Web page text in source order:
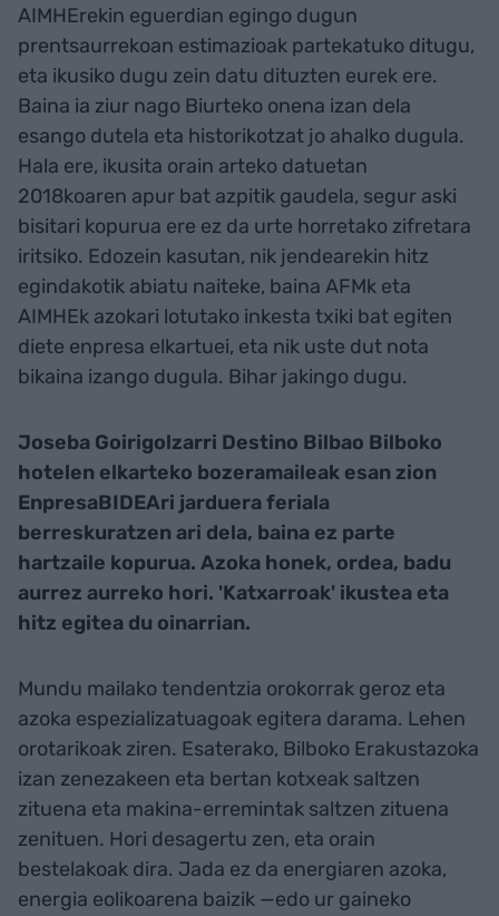
AIMHErekin eguerdian egingo dugun
prentsaurrekoan estimazioak partekatuko ditugu,
eta ikusiko dugu zein datu dituzten eurek ere.
Baina ia ziur nago Biurteko onena izan dela
esango dutela eta historikotzat jo ahalko dugula.
Hala ere, ikusita orain arteko datuetan
2018koaren apur bat azpitik gaudela, segur aski
bisitari kopurua ere ez da urte horretako zifretara
iritsiko. Edozein kasutan, nik jendearekin hitz
egindakotik abiatu naiteke, baina AFMk eta
AIMHEk azokari lotutako inkesta txiki bat egiten
diete enpresa elkartuei, eta nik uste dut nota
bikaina izango dugula. Bihar jakingo dugu.
Joseba Goirigolzarri Destino Bilbao Bilboko
hotelen elkarteko bozeramaileak esan zion
EnpresaBIDEAri jarduera feriala
berreskuratzen ari dela, baina ez parte
hartzaile kopurua. Azoka honek, ordea, badu
aurrez aurreko hori. 'Katxarroak' ikustea eta
hitz egitea du oinarrian.
Mundu mailako tendentzia orokorrak geroz eta
azoka espezializatuagoak egitera darama. Lehen
orotarikoak ziren. Esaterako, Bilboko Erakustazoka
izan zenezakeen eta bertan kotxeak saltzen
zituena eta makina-erremintak saltzen zituena
zenituen. Hori desagertu zen, eta orain
bestelakoak dira. Jada ez da energiaren azoka,
energia eolikoarena baizik —edo ur gaineko